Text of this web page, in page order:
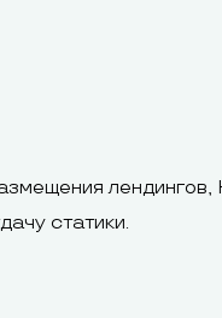
статики.